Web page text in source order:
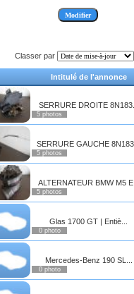
Classer par
Intitulé de l'annonce
SERRURE DROITE
5 photos
SERRURE GAUCHE
5 photos
ALTERNATEUR BMW M5
5 photos
Glas 1700 GT | Entiè...
0 photo
Mercedes-Benz 190 SL...
0 photo